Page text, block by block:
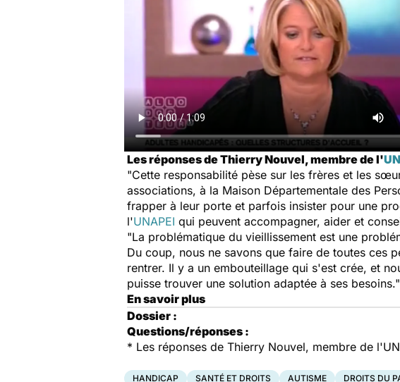
Les réponses de Thierry Nouvel, membre de l'
"Cette responsabilité pèse sur les frères et les
associations, à la Maison Départementale des
frapper à leur porte et parfois insister pour une
l'UNAPEI qui peuvent accompagner, aider et
"La problématique du vieillissement est une
Du coup, nous ne savons que faire de toutes ces
rentrer. Il y a un embouteillage qui s'est crée, et
puisse trouver une solution adaptée à ses besoins."
En savoir plus
Dossier :
Questions/réponses :
* Les réponses de Thierry Nouvel, membre de
HANDICAP SANTÉ ET DROITS AUTISME DROITS DU